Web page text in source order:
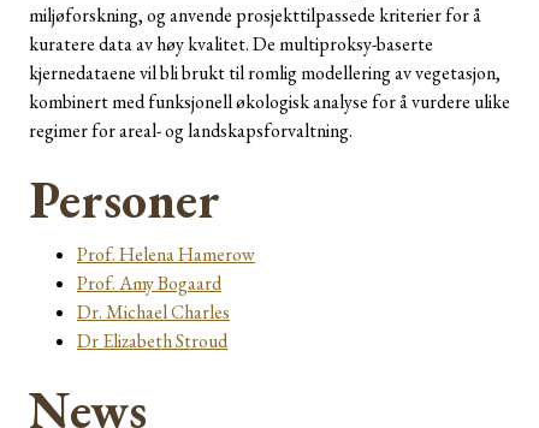
miljøforskning, og anvende prosjekttilpassede kriterier for å
kuratere data av høy kvalitet. De multiproksy-baserte
kjernedataene vil bli brukt til romlig modellering av vegetasjon,
kombinert med funksjonell økologisk analyse for å vurdere ulike
regimer for areal- og landskapsforvaltning.
Personer
Prof. Helena Hamerow
Prof. Amy Bogaard
Dr. Michael Charles
Dr Elizabeth Stroud
News